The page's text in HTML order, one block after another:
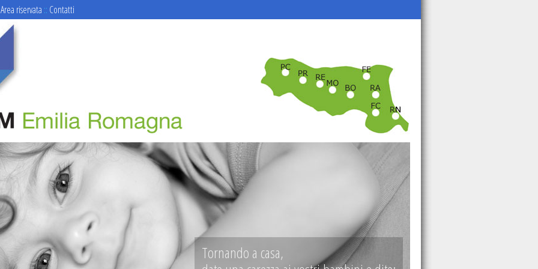
Area riservata :: Contatti
Le braccia di una madre